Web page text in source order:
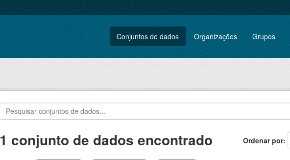
Conjuntos de dados Organizações Grupos
Ordenar por
1 conjunto de dados encontrado